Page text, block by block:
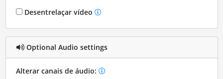
Desentrelaçar vídeo
Optional Audio settings
Alterar canais de áudio: